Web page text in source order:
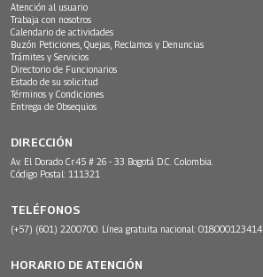
Atención al usuario
Trabaja con nosotros
Calendario de actividades
Buzón Peticiones, Quejas, Reclamos y Denuncias
Trámites y Servicios
Directorio de Funcionarios
Estado de su solicitud
Términos y Condiciones
Entrega de Obsequios
DIRECCIÓN
Av. El Dorado Cr.45 # 26 - 33 Bogotá D.C. Colombia.
Código Postal: 111321
TELÉFONOS
(+57) (601) 2200700. Línea gratuita nacional: 018000123414
HORARIO DE ATENCIÓN